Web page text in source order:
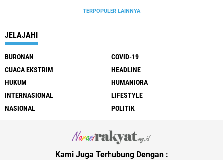
TERPOPULER LAINNYA
JELAJAHI
BURONAN
COVID-19
CUACA EKSTRIM
HEADLINE
HUKUM
HUMANIORA
INTERNASIONAL
LIFESTYLE
NASIONAL
POLITIK
Kami Juga Terhubung Dengan :